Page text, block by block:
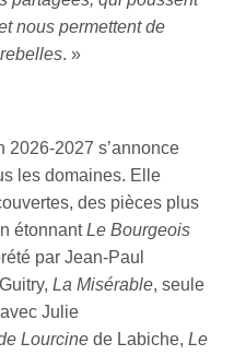
nous permettent de
. »
2026-2027 s’annonce
les domaines. Elle
des pièces plus
étonnantLe Bourgeois
par Jean-Paul
La Misérable, seule
Julie
Lourcine de Labiche,Le